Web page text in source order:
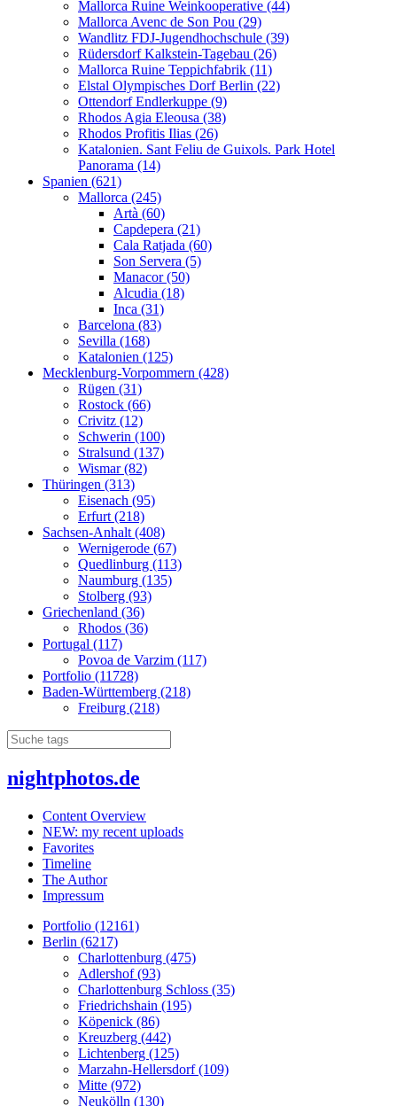
Mallorca Ruine Weinkooperative (44)
Mallorca Avenc de Son Pou (29)
Wandlitz FDJ-Jugendhochschule (39)
Rüdersdorf Kalkstein-Tagebau (26)
Mallorca Ruine Teppichfabrik (11)
Elstal Olympisches Dorf Berlin (22)
Ottendorf Endlerkuppe (9)
Rhodos Agia Eleousa (38)
Rhodos Profitis Ilias (26)
Katalonien. Sant Feliu de Guixols. Park Hotel
Panorama (14)
Spanien (621)
Mallorca (245)
Artà (60)
Capdepera (21)
Cala Ratjada (60)
Son Servera (5)
Manacor (50)
Alcudia (18)
Inca (31)
Barcelona (83)
Sevilla (168)
Katalonien (125)
Mecklenburg-Vorpommern (428)
Rügen (31)
Rostock (66)
Crivitz (12)
Schwerin (100)
Stralsund (137)
Wismar (82)
Thüringen (313)
Eisenach (95)
Erfurt (218)
Sachsen-Anhalt (408)
Wernigerode (67)
Quedlinburg (113)
Naumburg (135)
Stolberg (93)
Griechenland (36)
Rhodos (36)
Portugal (117)
Povoa de Varzim (117)
Portfolio (11728)
Baden-Württemberg (218)
Freiburg (218)
nightphotos.de
Content Overview
NEW: my recent uploads
Favorites
Timeline
The Author
Impressum
Portfolio (12161)
Berlin (6217)
Charlottenburg (475)
Adlershof (93)
Charlottenburg Schloss (35)
Friedrichshain (195)
Köpenick (86)
Kreuzberg (442)
Lichtenberg (125)
Marzahn-Hellersdorf (109)
Mitte (972)
Neukölln (130)